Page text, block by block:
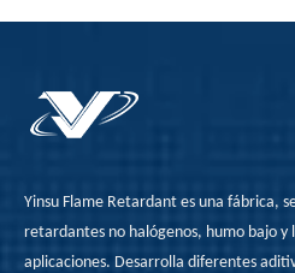
Yinsu Flame Retardant es una fábrica,
retardantes no halógenos, humo bajo y
aplicaciones. Desarrolla diferentes